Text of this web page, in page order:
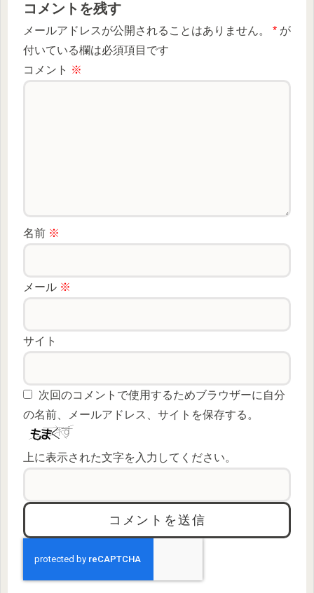
コメントを残す
メールアドレスが公開されることはありません。 * が
付いている欄は必須項目です
コメント ※
名前 ※
メール ※
サイト
次回のコメントで使用するためブラウザーに自分
の名前、メールアドレス、サイトを保存する。
上に表示された文字を入力してください。